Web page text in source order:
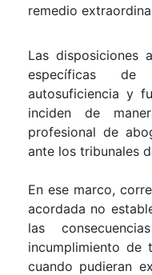
remedio
Las disposiciones
específicas de
autosuficiencia y
inciden de
profesional de
ante los tribunales
En ese marco,
acordada no
las
incumplimiento de
cuando pudieran